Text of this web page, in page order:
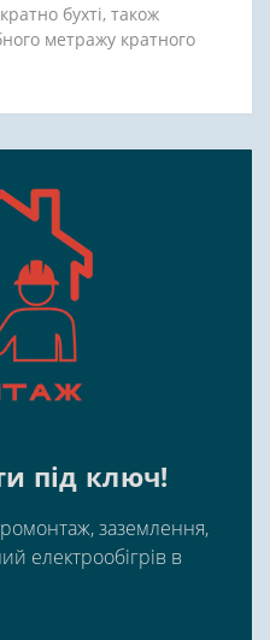
бухті, також
метражу кратного
під ключ!
заземлення,
електрообігрів в